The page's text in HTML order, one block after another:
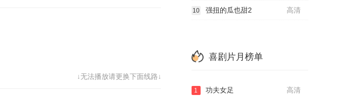
↓无法播放请更换下面线路↓
高清
10 强扭的瓜也甜2
喜剧片月榜单
高清
1 功夫女足